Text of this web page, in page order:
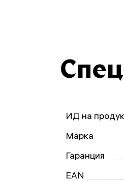
ИД на
Марка
Гаранция
EAN